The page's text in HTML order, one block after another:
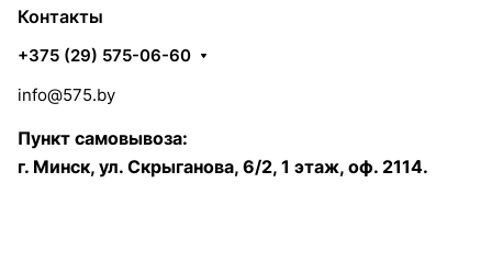
Контакты
+375 (29) 575-06-60
info@575.by
Пункт самовывоза:
г. Минск, ул. Скрыганова, 6/2, 1 этаж, оф. 2114.